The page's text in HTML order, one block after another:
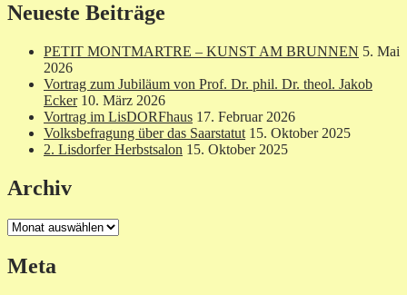
Neueste Beiträge
PETIT MONTMARTRE – KUNST AM BRUNNEN 5. Mai
2026
Vortrag zum Jubiläum von Prof. Dr. phil. Dr. theol. Jakob
Ecker 10. März 2026
Vortrag im LisDORFhaus 17. Februar 2026
Volksbefragung über das Saarstatut 15. Oktober 2025
2. Lisdorfer Herbstsalon 15. Oktober 2025
Archiv
Archiv
Meta